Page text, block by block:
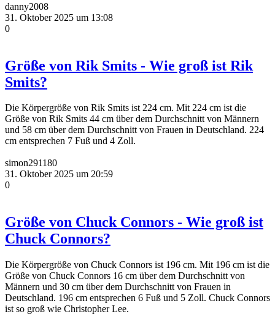
danny2008
31. Oktober 2025 um 13:08
0
Größe von Rik Smits - Wie groß ist Rik
Smits?
Die Körpergröße von Rik Smits ist 224 cm. Mit 224 cm ist die
Größe von Rik Smits 44 cm über dem Durchschnitt von Männern
und 58 cm über dem Durchschnitt von Frauen in Deutschland. 224
cm entsprechen 7 Fuß und 4 Zoll.
simon291180
31. Oktober 2025 um 20:59
0
Größe von Chuck Connors - Wie groß ist
Chuck Connors?
Die Körpergröße von Chuck Connors ist 196 cm. Mit 196 cm ist die
Größe von Chuck Connors 16 cm über dem Durchschnitt von
Männern und 30 cm über dem Durchschnitt von Frauen in
Deutschland. 196 cm entsprechen 6 Fuß und 5 Zoll. Chuck Connors
ist so groß wie Christopher Lee.